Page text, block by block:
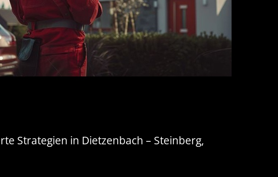
Strategien in Dietzenbach – Steinberg,